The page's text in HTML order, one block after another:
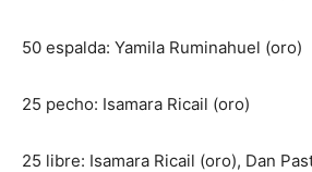
50 espalda: Yamila Ruminahuel (oro)
25 pecho: Isamara Ricail (oro)
25 libre: Isamara Ricail (oro), Dan